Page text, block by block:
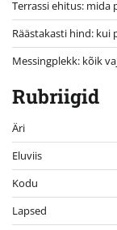
Terrassi ehitus:
Räästakasti hind: kui
Messingplekk: kõik
Rubriigid
Äri
Eluviis
Kodu
Lapsed